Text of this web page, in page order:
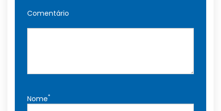
Comentário
Nome*